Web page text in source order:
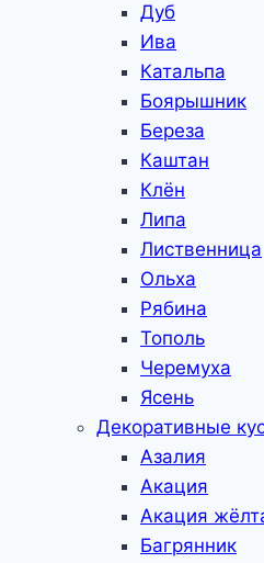
Дуб
Ива
Катальпа
Боярышник
Береза
Каштан
Клён
Липа
Лиственница
Ольха
Рябина
Тополь
Черемуха
Ясень
Декоративные
Азалия
Акация
Акация
Багрянник